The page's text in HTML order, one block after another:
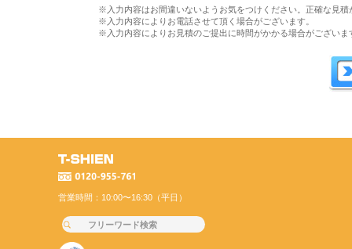
※入力内容はお間違いないようお気をつけください。正確な見
※入力内容によりお電話させて頂く場合がございます。
※入力内容によりお見積のご提出に時間がかかる場合がございま
営業時間：10:00〜16:30（平日）